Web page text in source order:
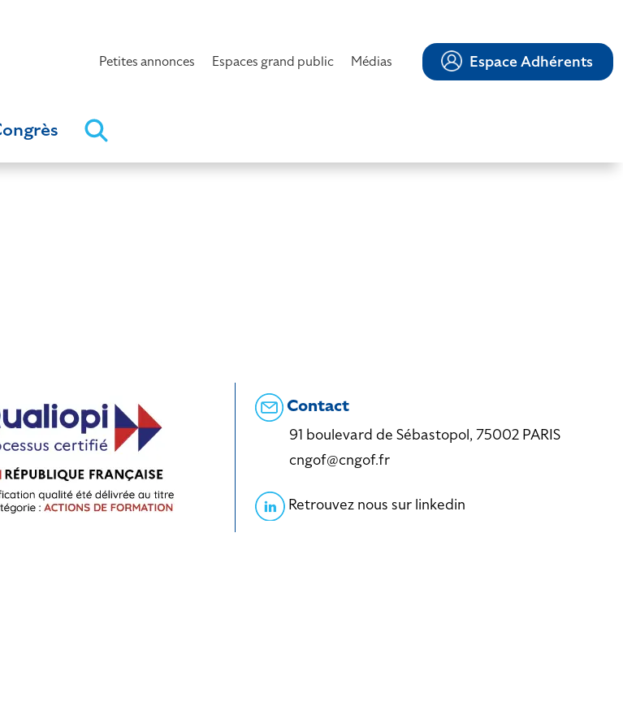
Petites annonces Espaces grand public Médias Espace Adhérents
Contact
91 boulevard de Sébastopol, 75002 PARIS
cngof@cngof.fr
Retrouvez nous sur linkedin